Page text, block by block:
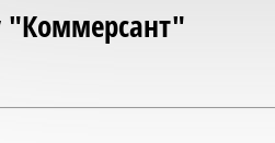
"Коммерсант"